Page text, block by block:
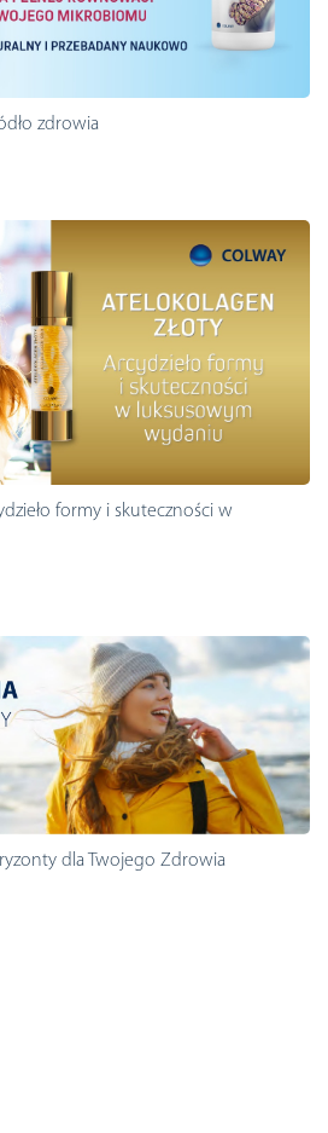
zdrowia
formy i skuteczności w
dla Twojego Zdrowia